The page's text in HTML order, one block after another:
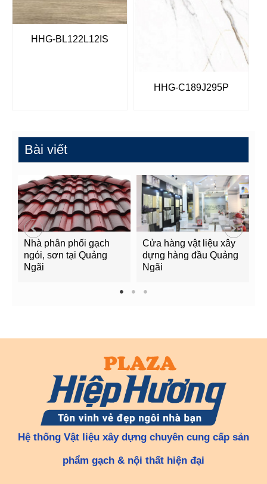
HHG-BL122L12IS
HHG-C189J295P
Bài viết
Nhà phân phối gạch
ngói, sơn tại Quảng
Ngãi
Cửa hàng vật liệu xây
dựng hàng đầu Quảng
Ngãi
1 2 3
Hệ thống Vật liệu xây dựng chuyên cung cấp sản
phẩm gạch & nội thất hiện đại